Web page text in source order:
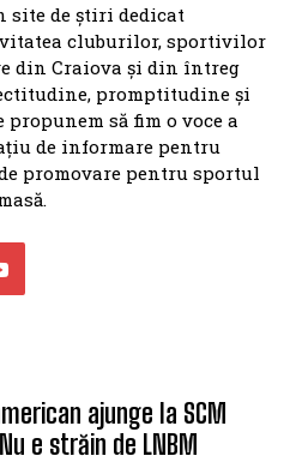
site de știri dedicat
cluburilor, sportivilor
din Craiova și din întreg
promptitudine și
să fim o voce a
de informare pentru
promovare pentru sportul
ajunge la SCM
e străin de LNBM